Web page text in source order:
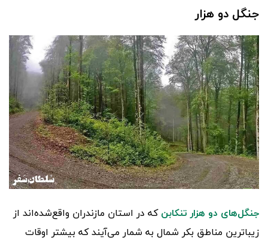
جنگل دو هزار
جنگل‌های دو هزار تنکابنکه در استان مازندران واقع‌شده‌اند از
زیباترین مناطق بکر شمال به شمار می‌آیند که بیشتر اوقات